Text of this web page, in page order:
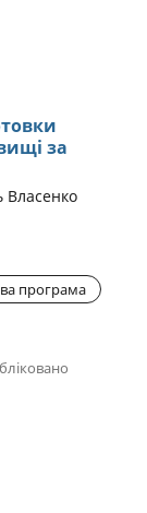
за
Власенко
програма